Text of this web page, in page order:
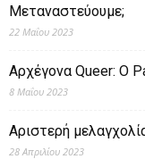
Μεταναστεύουμε;
22 Μαΐου 2023
Αρχέγονα Queer: O
8 Μαΐου 2023
Αριστερή
28 Απριλίου 2023